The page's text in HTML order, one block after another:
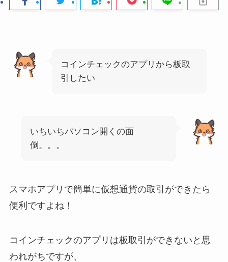
コインチェックのアプリから板取
引したい
いちいちパソコン開くの面
倒。。。
スマホアプリで簡単に仮想通貨の取引ができたら
便利ですよね！
コインチェックのアプリは板取引ができないと思
われがちですが、